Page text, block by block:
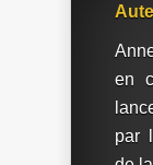
en
par